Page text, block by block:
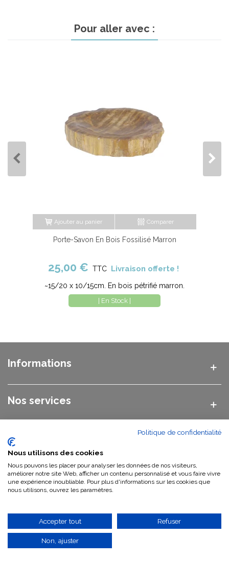
Pour aller avec :
Ajouter au panier Comparer
Porte-Savon En Bois Fossilisé Marron
25,00 € TTC Livraison offerte !
~15/20 x 10/15cm. En bois pétrifié marron.
| En Stock |
Informations
Nos services
Nos catégories
Nous contacter
©2026 Vasque Pierre GWEB SAS
Politique de confidentialité
Nous utilisons des cookies
Nous pouvons les placer pour analyser les données de nos visiteurs,
améliorer notre site Web, afficher un contenu personnalisé et vous faire vivre
une expérience inoubliable. Pour plus d'informations sur les cookies que
nous utilisons, ouvrez les paramètres.
Accepter tout Refuser
Non, ajuster